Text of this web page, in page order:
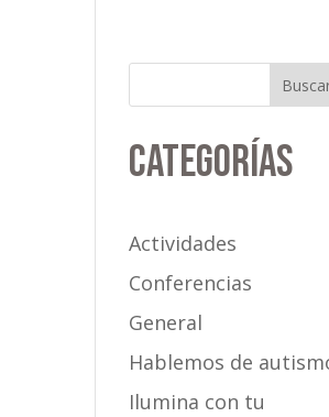
Categorías
Actividades
Conferencias
General
Hablemos de
Ilumina con tu